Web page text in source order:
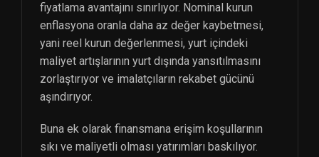
fiyatlama avantajını sınırlıyor. Nominal kurun
enflasyona oranla daha az değer kaybetmesi,
yani reel kurun değerlenmesi, yurt içindeki
maliyet artışlarının yurt dışında yansıtılmasını
zorlaştırıyor ve imalatçıların rekabet gücünü
aşındırıyor.
Buna ek olarak finansmana erişim koşullarının
sıkı ve maliyetli olması yatırımları baskılıyor.